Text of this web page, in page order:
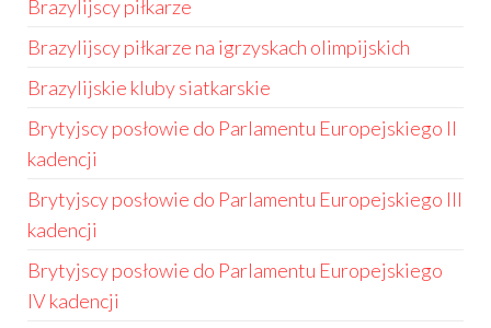
Brazylijscy piłkarze
Brazylijscy piłkarze na igrzyskach olimpijskich
Brazylijskie kluby siatkarskie
Brytyjscy posłowie do Parlamentu Europejskiego II
kadencji
Brytyjscy posłowie do Parlamentu Europejskiego III
kadencji
Brytyjscy posłowie do Parlamentu Europejskiego
IV kadencji